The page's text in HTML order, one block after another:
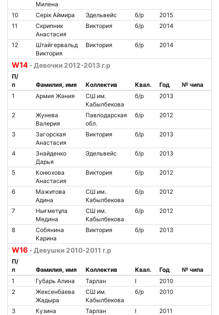
Милена
10 Серiк Аймира Эдельвейс б/р
2015
11
Скрипник
Анастасия
Виктория б/р 2014
12
Штайгервальд
Виктория
Виктория б/р 2014
W14 - Девочки 2012-2013 г.р
П/
п
Фамилия, имя Коллектив Квал. Год
№ чипа
1
Армия Жәния
СШ им.
Кабылбекова
б/р 2013
2
Жунева
Валерия
Павлодарская
обл.
б/р 2012
3
Загорская
Анастасия
Виктория б/р 2013
4
Знайденко
Дарья
Эдельвейс б/р 2013
5
Конюхова
Анастасия
Виктория б/р 2012
6
Мажитова
Адина
СШ им.
Кабылбекова
б/р 2012
7
Нығметұла
Медина
СШ им.
Кабылбекова
б/р 2012
8
Собянина
Карина
Виктория б/р 2013
W16 - Девушки 2010-2011 г.р
П/
п
Фамилия, имя Коллектив Квал. Год
№ чипа
1
Губарь Алина Тарлан I
2010
2
Жексенбаева
Жадыра
СШ им.
Кабылбекова
б/р 2010
3
Кузина
Тарлан I 2011